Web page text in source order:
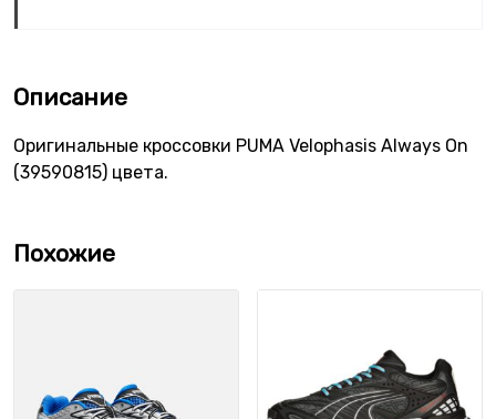
Описание
Оригинальные кроссовки PUMA Velophasis Always On
(39590815) цвета.
Похожие